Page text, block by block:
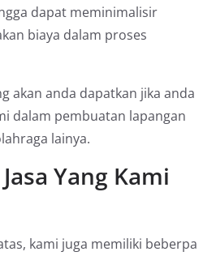
dapat meminimalisir
biaya dalam proses
akan anda dapatkan jika anda
dalam pembuatan lapangan
lainya.
Yang Kami
kami juga memiliki beberpa